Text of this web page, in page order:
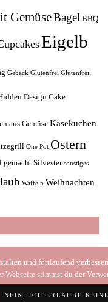
GemüseBagel BBQ
Eigelb
Gebäck Glutenfrei Glutenfrei;
Design Cake
aus Gemüse Käsekuchen
One Pot Ostern
gemacht Silvester sonstiges
Waffeln Weihnachten
und fortlaufend
Webseite stimmst du der
NEIN, ICH ERLAUBE